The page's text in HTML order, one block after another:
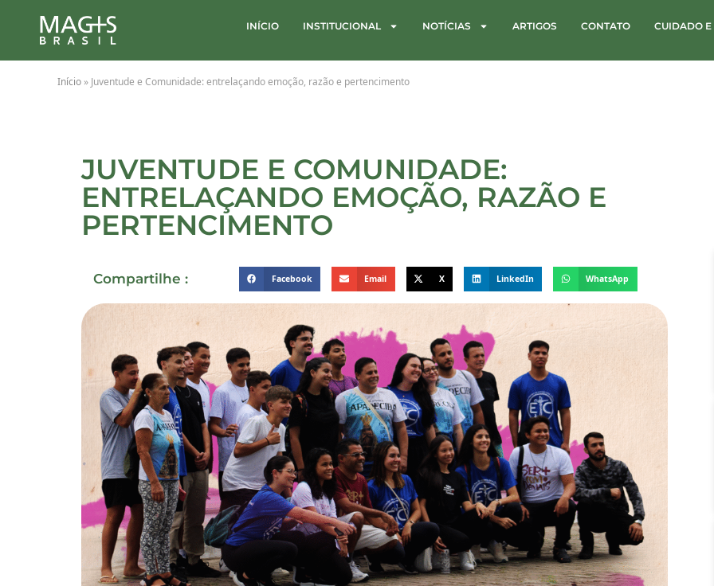
INÍCIO INSTITUCIONAL NOTÍCIAS ARTIGOS CONTATO CUIDADO E
Início » Juventude e Comunidade: entrelaçando emoção, razão e pertencimento
JUVENTUDE E COMUNIDADE:
ENTRELAÇANDO EMOÇÃO, RAZÃO E
PERTENCIMENTO
Compartilhe : Facebook Email X LinkedIn WhatsApp